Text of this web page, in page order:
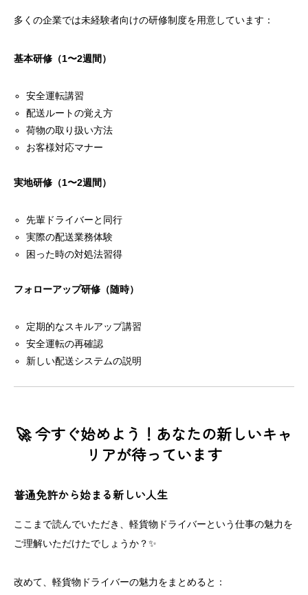
多くの企業では未経験者向けの研修制度を用意しています：
基本研修（1〜2週間）
安全運転講習
配送ルートの覚え方
荷物の取り扱い方法
お客様対応マナー
実地研修（1〜2週間）
先輩ドライバーと同行
実際の配送業務体験
困った時の対処法習得
フォローアップ研修（随時）
定期的なスキルアップ講習
安全運転の再確認
新しい配送システムの説明
🚀 今すぐ始めよう！あなたの新しいキャ
リアが待っています
普通免許から始まる新しい人生
ここまで読んでいただき、軽貨物ドライバーという仕事の魅力を
ご理解いただけたでしょうか？✨
改めて、軽貨物ドライバーの魅力をまとめると：